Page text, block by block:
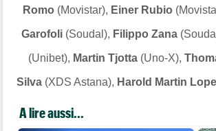
Romo (Movistar), Einer Rubio
Garofoli(Soudal), Filippo Zana
(Unibet), Martin Tjotta (Uno-X),
Silva (XDS Astana), Harold Martin
A lire aussi...